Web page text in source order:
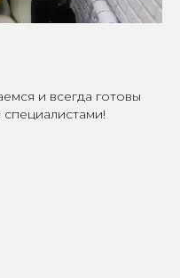
и всегда готовы